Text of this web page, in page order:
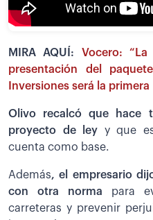
MIRA AQUÍ: Vocero:
presentación del
Inversiones será la primera
Olivo recalcó que hace
proyecto de ley y que
cuenta como base.
Además, el empresario
con otra norma para
carreteras y prevenir